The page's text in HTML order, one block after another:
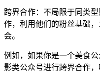
跨界合作：不局限于同类
作，利用他们的粉丝基础
会。
例如，如果你是一个美食
影类公众号进行跨界合作